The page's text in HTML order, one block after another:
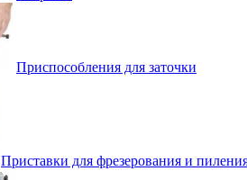
Приспособления для заточки
Приставки для фрезерования и